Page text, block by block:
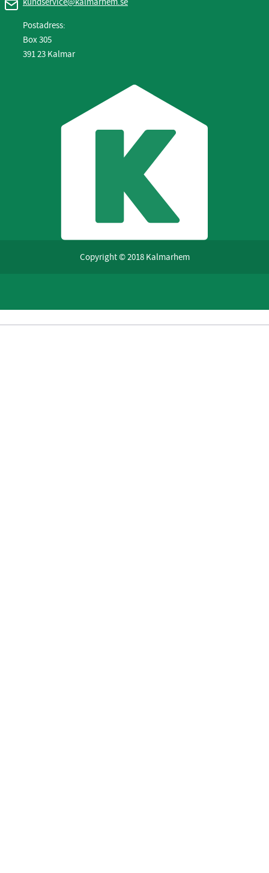
Postadress:
Box 305
391 23 Kalmar
Copyright © 2018 Kalmarhem